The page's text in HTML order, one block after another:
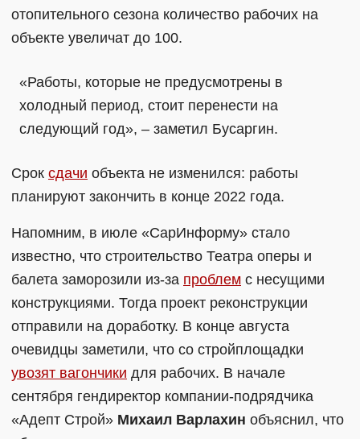
отопительного сезона количество рабочих на
объекте увеличат до 100.
«Работы, которые не предусмотрены в
холодный период, стоит перенести на
следующий год», – заметил Бусаргин.
Срок сдачи объекта не изменился: работы
планируют закончить в конце 2022 года.
Напомним, в июле «СарИнформу» стало
известно, что строительство Театра оперы и
балета заморозили из-за проблем с несущими
конструкциями. Тогда проект реконструкции
отправили на доработку. В конце августа
очевидцы заметили, что со стройплощадки
увозят вагончики для рабочих. В начале
сентября гендиректор компании-подрядчика
«Адепт Строй» Михаил Варлахин объяснил, что